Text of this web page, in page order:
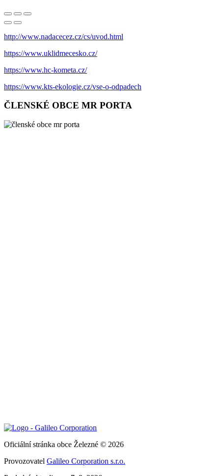
http://www.nadacecez.cz/cs/uvod.html
https://www.uklidmecesko.cz/
https://www.hc-kometa.cz/
https://www.kts-ekologie.cz/vse-o-odpadech
ČLENSKÉ OBCE MR PORTA
Oficiální stránka obce Železné © 2026
Provozovatel Galileo Corporation s.r.o.